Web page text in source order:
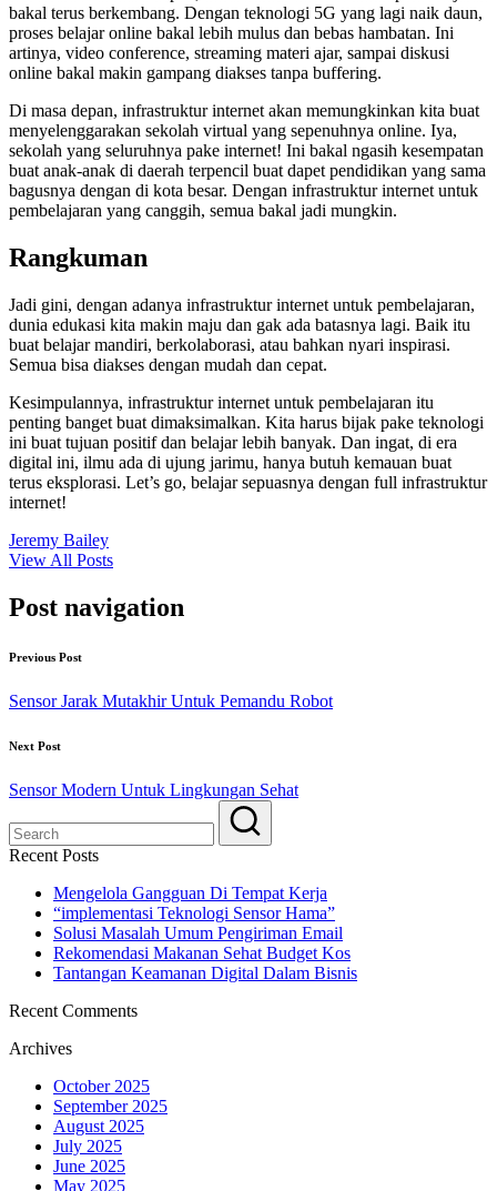
bakal terus berkembang. Dengan teknologi 5G yang lagi naik daun,
proses belajar online bakal lebih mulus dan bebas hambatan. Ini
artinya, video conference, streaming materi ajar, sampai diskusi
online bakal makin gampang diakses tanpa buffering.
Di masa depan, infrastruktur internet akan memungkinkan kita buat
menyelenggarakan sekolah virtual yang sepenuhnya online. Iya,
sekolah yang seluruhnya pake internet! Ini bakal ngasih kesempatan
buat anak-anak di daerah terpencil buat dapet pendidikan yang sama
bagusnya dengan di kota besar. Dengan infrastruktur internet untuk
pembelajaran yang canggih, semua bakal jadi mungkin.
Rangkuman
Jadi gini, dengan adanya infrastruktur internet untuk pembelajaran,
dunia edukasi kita makin maju dan gak ada batasnya lagi. Baik itu
buat belajar mandiri, berkolaborasi, atau bahkan nyari inspirasi.
Semua bisa diakses dengan mudah dan cepat.
Kesimpulannya, infrastruktur internet untuk pembelajaran itu
penting banget buat dimaksimalkan. Kita harus bijak pake teknologi
ini buat tujuan positif dan belajar lebih banyak. Dan ingat, di era
digital ini, ilmu ada di ujung jarimu, hanya butuh kemauan buat
terus eksplorasi. Let’s go, belajar sepuasnya dengan full infrastruktur
internet!
Jeremy Bailey
View All Posts
Post navigation
Previous Post
Sensor Jarak Mutakhir Untuk Pemandu Robot
Next Post
Sensor Modern Untuk Lingkungan Sehat
Recent Posts
Mengelola Gangguan Di Tempat Kerja
“implementasi Teknologi Sensor Hama”
Solusi Masalah Umum Pengiriman Email
Rekomendasi Makanan Sehat Budget Kos
Tantangan Keamanan Digital Dalam Bisnis
Recent Comments
Archives
October 2025
September 2025
August 2025
July 2025
June 2025
May 2025